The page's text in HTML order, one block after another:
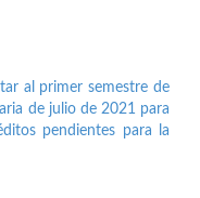
al primer semestre de
de julio de 2021 para
pendientes para la